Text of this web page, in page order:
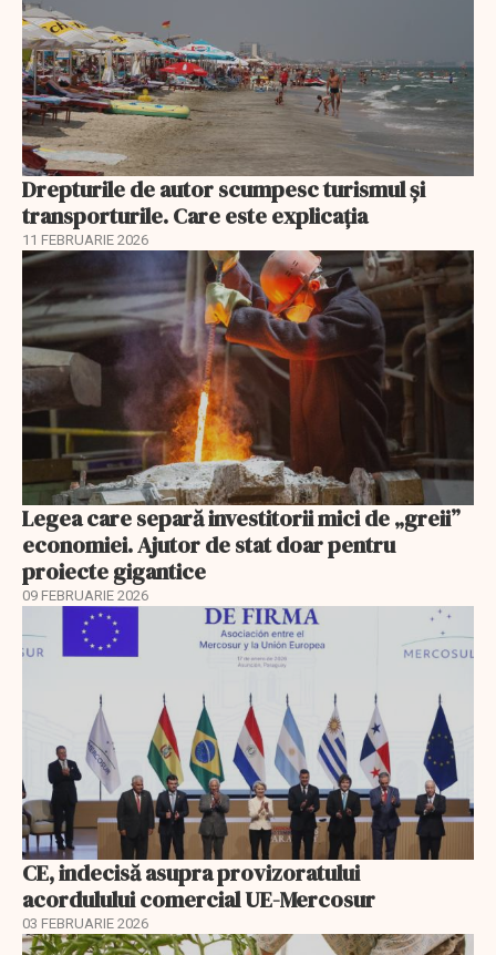
Drepturile de autor scumpesc turismul și
transporturile. Care este explicația
11 FEBRUARIE 2026
Legea care separă investitorii mici de „greii”
economiei. Ajutor de stat doar pentru
proiecte gigantice
09 FEBRUARIE 2026
CE, indecisă asupra provizoratului
acordulului comercial UE-Mercosur
03 FEBRUARIE 2026